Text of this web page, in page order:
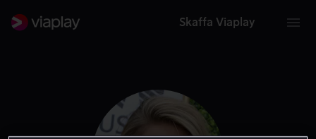
Skaffa Viaplay